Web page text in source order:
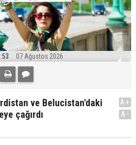
07 Ağustos 2026
ve Belucistan'daki
çağırdı
A+
A-